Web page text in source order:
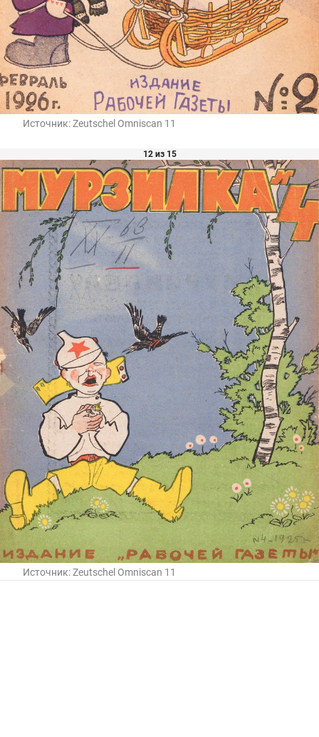
Источник:Zeutschel Omniscan 11
12 из 15
Источник:Zeutschel Omniscan 11